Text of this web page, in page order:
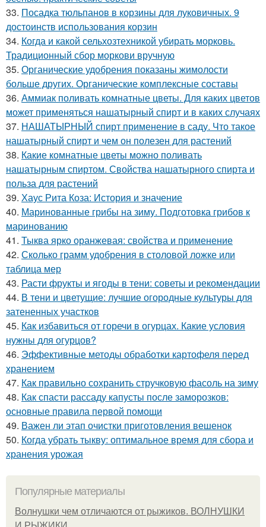
33. Посадка тюльпанов в корзины для луковичных. 9
достоинств использования корзин
34. Когда и какой сельхозтехникой убирать морковь.
Традиционный сбор моркови вручную
35. Органические удобрения показаны жимолости
больше других. Органические комплексные составы
36. Аммиак поливать комнатные цветы. Для каких цветов
может применяться нашатырный спирт и в каких случаях
37. НАШАТЫРНЫЙ спирт применение в саду. Что такое
нашатырный спирт и чем он полезен для растений
38. Какие комнатные цветы можно поливать
нашатырным спиртом. Свойства нашатырного спирта и
польза для растений
39. Хаус Рита Коза: История и значение
40. Маринованные грибы на зиму. Подготовка грибов к
маринованию
41. Тыква ярко оранжевая: свойства и применение
42. Сколько грамм удобрения в столовой ложке или
таблица мер
43. Расти фрукты и ягоды в тени: советы и рекомендации
44. В тени и цветущие: лучшие огородные культуры для
затененных участков
45. Как избавиться от горечи в огурцах. Какие условия
нужны для огурцов?
46. Эффективные методы обработки картофеля перед
хранением
47. Как правильно сохранить стручковую фасоль на зиму
48. Как спасти рассаду капусты после заморозков:
основные правила первой помощи
49. Важен ли этап очистки приготовления вешенок
50. Когда убрать тыкву: оптимальное время для сбора и
хранения урожая
Популярные материалы
Волнушки чем отличаются от рыжиков. ВОЛНУШКИ